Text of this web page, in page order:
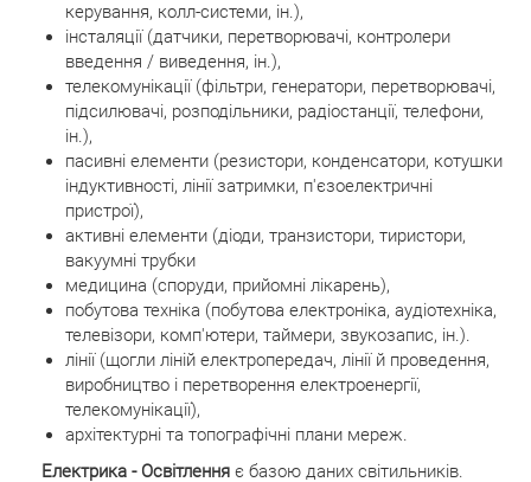
керування, колл-системи, ін.),
інсталяції (датчики, перетворювачі, контролери
введення / виведення, ін.),
телекомунікації (фільтри, генератори, перетворювачі,
підсилювачі, розподільники, радіостанції, телефони,
ін.),
пасивні елементи (резистори, конденсатори, котушки
індуктивності, лінії затримки, п'єзоелектричні
пристрої),
активні елементи (діоди, транзистори, тиристори,
вакуумні трубки
медицина (споруди, прийомні лікарень),
побутова техніка (побутова електроніка, аудіотехніка,
телевізори, комп'ютери, таймери, звукозапис, ін.).
лінії (щогли ліній електропередач, лінії й проведення,
виробництво і перетворення електроенергії,
телекомунікації),
архітектурні та топографічні плани мереж.
Електрика - Освітлення є базою даних світильників.